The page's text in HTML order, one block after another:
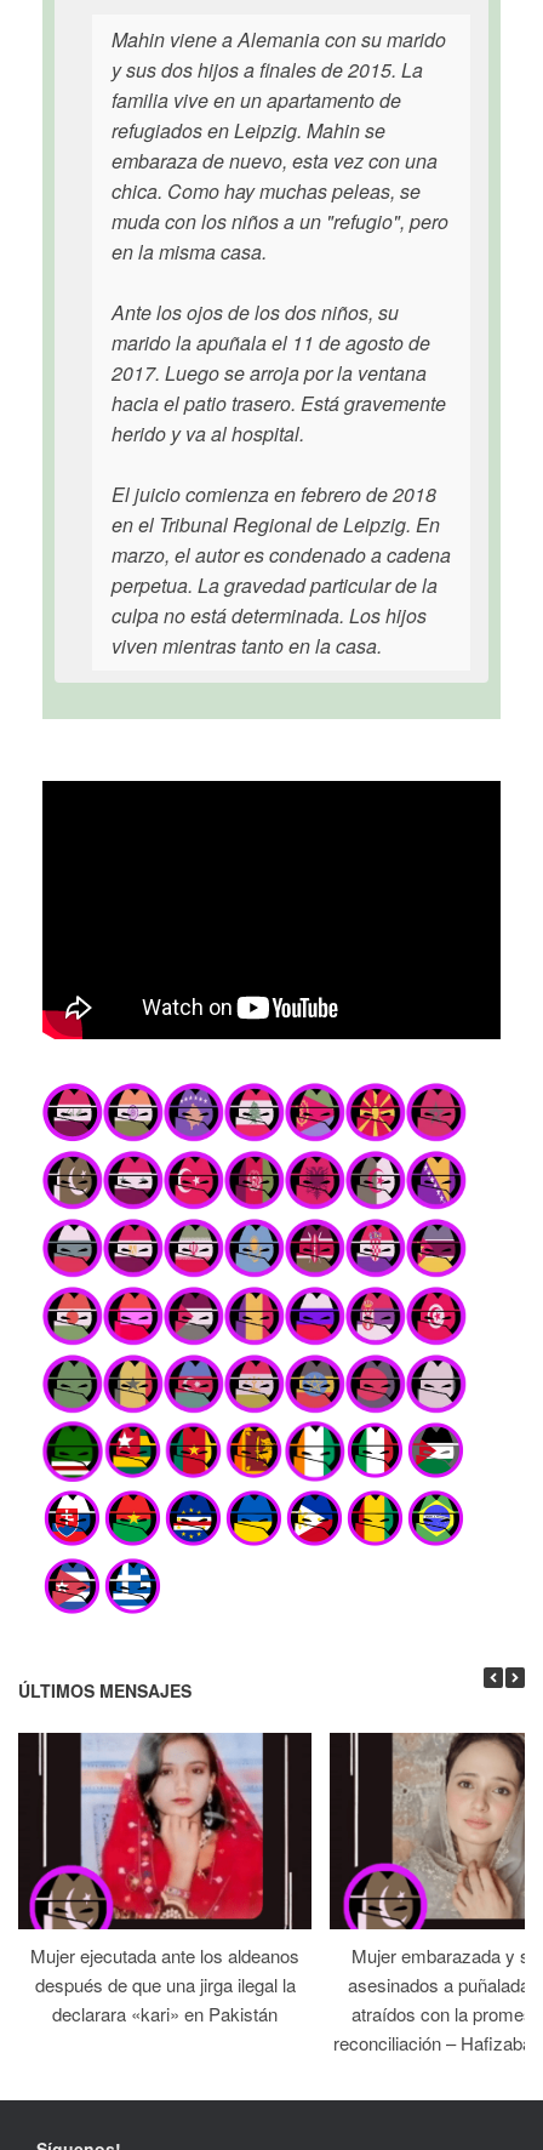
Mahin viene a Alemania con su marido
y sus dos hijos a finales de 2015. La
familia vive en un apartamento de
refugiados en Leipzig. Mahin se
embaraza de nuevo, esta vez con una
chica. Como hay muchas peleas, se
muda con los niños a un "refugio", pero
en la misma casa.
Ante los ojos de los dos niños, su
marido la apuñala el 11 de agosto de
2017. Luego se arroja por la ventana
hacia el patio trasero. Está gravemente
herido y va al hospital.
El juicio comienza en febrero de 2018
en el Tribunal Regional de Leipzig. En
marzo, el autor es condenado a cadena
perpetua. La gravedad particular de la
culpa no está determinada. Los hijos
viven mientras tanto en la casa.
ÚLTIMOS MENSAJES
Mujer ejecutada ante los aldeanos
después de que una jirga ilegal la
declarara «kari» en Pakistán
Mujer embarazada y
asesinados a
atraídos con la
reconciliación –